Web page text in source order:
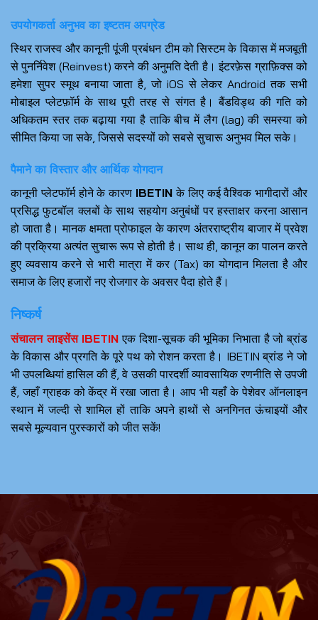
उपयोगकर्ता अनुभव का इष्टतम अपग्रेड
स्थिर राजस्व और कानूनी पूंजी प्रबंधन टीम को सिस्टम के विकास में मजबूती
से पुनर्निवेश (Reinvest) करने की अनुमति देती है। इंटरफ़ेस ग्राफ़िक्स को
हमेशा सुपर स्मूथ बनाया जाता है, जो iOS से लेकर Android तक सभी
मोबाइल प्लेटफ़ॉर्म के साथ पूरी तरह से संगत है। बैंडविड्थ की गति को
अधिकतम स्तर तक बढ़ाया गया है ताकि बीच में लैग (lag) की समस्या को
सीमित किया जा सके, जिससे सदस्यों को सबसे सुचारू अनुभव मिल सके।
पैमाने का विस्तार और आर्थिक योगदान
कानूनी प्लेटफॉर्म होने के कारण IBETIN के लिए कई वैश्विक भागीदारों और
प्रसिद्ध फुटबॉल क्लबों के साथ सहयोग अनुबंधों पर हस्ताक्षर करना आसान
हो जाता है। मानक क्षमता प्रोफाइल के कारण अंतरराष्ट्रीय बाजार में प्रवेश
की प्रक्रिया अत्यंत सुचारू रूप से होती है। साथ ही, कानून का पालन करते
हुए व्यवसाय करने से भारी मात्रा में कर (Tax) का योगदान मिलता है और
समाज के लिए हजारों नए रोजगार के अवसर पैदा होते हैं।
निष्कर्ष
संचालन लाइसेंस IBETIN एक दिशा-सूचक की भूमिका निभाता है जो ब्रांड
के विकास और प्रगति के पूरे पथ को रोशन करता है। IBETIN ब्रांड ने जो
भी उपलब्धियां हासिल की हैं, वे उसकी पारदर्शी व्यावसायिक रणनीति से उपजी
हैं, जहाँ ग्राहक को केंद्र में रखा जाता है। आप भी यहाँ के पेशेवर ऑनलाइन
स्थान में जल्दी से शामिल हों ताकि अपने हाथों से अनगिनत ऊंचाइयों और
सबसे मूल्यवान पुरस्कारों को जीत सकें!